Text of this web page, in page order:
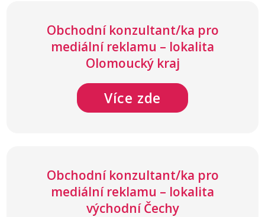
Obchodní konzultant/ka pro
mediální reklamu – lokalita
Olomoucký kraj
Více zde
Obchodní konzultant/ka pro
mediální reklamu – lokalita
východní Čechy